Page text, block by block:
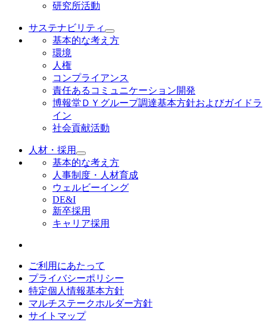
研究所活動
サステナビリティ
基本的な考え方
環境
人権
コンプライアンス
責任あるコミュニケーション開発
博報堂ＤＹグループ調達基本方針およびガイドラ
イン
社会貢献活動
人材・採用
基本的な考え方
人事制度・人材育成
ウェルビーイング
DE&I
新卒採用
キャリア採用
ご利用にあたって
プライバシーポリシー
特定個人情報基本方針
マルチステークホルダー方針
サイトマップ